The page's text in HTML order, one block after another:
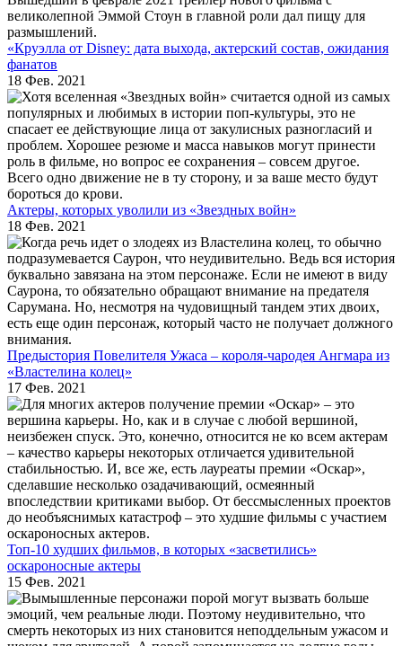
«Круэлла от Disney: дата выхода, актерский состав, ожидания
фанатов
18 Фев. 2021
Актеры, которых уволили из «Звездных войн»
18 Фев. 2021
Предыстория Повелителя Ужаса – короля-чародея Ангмара из
«Властелина колец»
17 Фев. 2021
Топ-10 худших фильмов, в которых «засветились»
оскароносные актеры
15 Фев. 2021